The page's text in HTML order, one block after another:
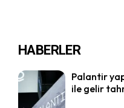
HABERLER
Palantir
ile gelir